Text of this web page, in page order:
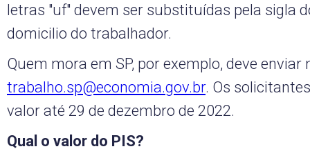
letras "uf" devem ser substituídas pela sigla
domicilio do trabalhador.
Quem mora em SP, por exemplo, deve
trabalho.sp@economia.gov.br. Os
valor até 29 de dezembro de 2022.
Qual o valor do PIS?